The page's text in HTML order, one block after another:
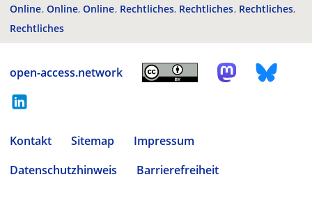
Online Online Online Rechtliches Rechtliches Rechtliches
Rechtliches
open-access.network
Kontakt Sitemap
Impressum
Datenschutzhinweis
Barrierefreiheit